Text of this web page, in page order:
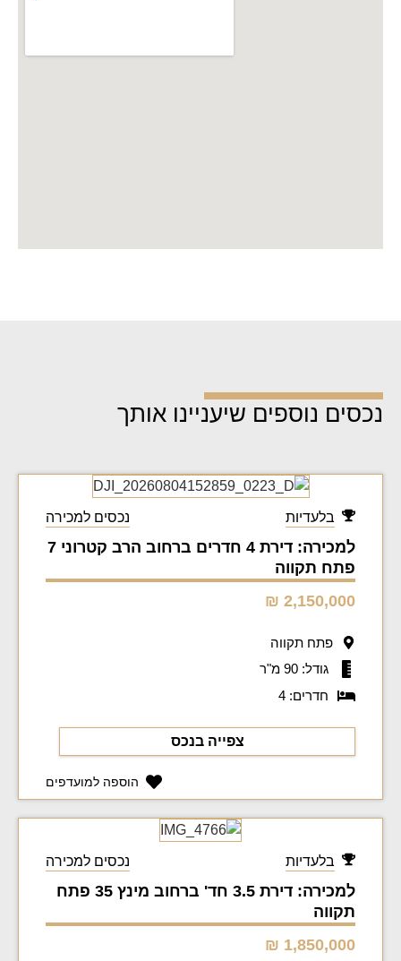
נכסים נוספים שיעניינו אותך
בלעדיות נכסים למכירה
למכירה: דירת 4 חדרים ברחוב הרב קטרוני 7
פתח תקווה
2,150,000 ₪
פתח תקווה
גודל: 90 מ"ר
חדרים: 4
צפייה בנכס
הוספה למועדפים
בלעדיות נכסים למכירה
למכירה: דירת 3.5 חד' ברחוב מינץ 35 פתח
תקווה
1,850,000 ₪